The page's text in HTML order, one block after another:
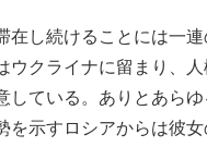
在し続けることには一
ウクライナに留まり、
している。ありとあらゆ
を示すロシアからは彼